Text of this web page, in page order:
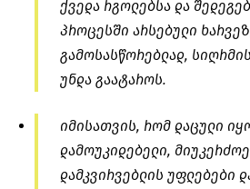
ქვედა რგოლებსა და
პროცესში არსებული
გამოსასწორებლად,
უნდა გაატაროს.
იმისათვის, რომ დაცული
დამოუკიდებელი,
დამკვირვებლის უფლებები